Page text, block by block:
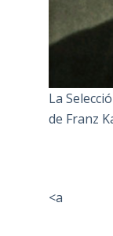
La
de Franz
<a